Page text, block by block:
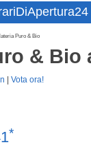
Puro & Bio
& Bio
|Vota ora!
*